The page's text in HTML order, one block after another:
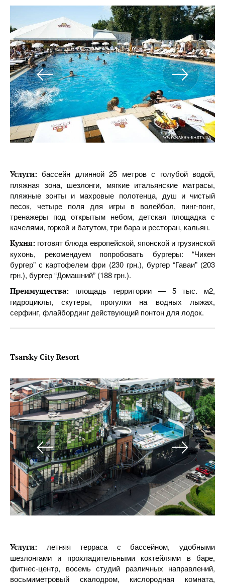
Услуги: бассейн длинной 25 метров с голубой водой,
пляжная зона, шезлонги, мягкие итальянские матрасы,
пляжные зонты и махровые полотенца, душ и чистый
песок, четыре поля для игры в волейбол, пинг-понг,
тренажеры под открытым небом, детская площадка с
качелями, горкой и батутом, три бара и ресторан, кальян.
Кухня: готовят блюда европейской, японской и грузинской
кухонь, рекомендуем попробовать бургеры: “Чикен
бургер” с картофелем фри (230 грн.), бургер “Гаваи” (203
грн.), бургер “Домашний” (188 грн.).
Преимущества: площадь территории — 5 тыс. м2,
гидроциклы, скутеры, прогулки на водных лыжах,
серфинг, флайбординг действующий понтон для лодок.
Tsarsky City Resort
Услуги: летняя терраса с бассейном, удобными
шезлонгами и прохладительными коктейлями в баре,
фитнес-центр, восемь студий различных направлений,
восьмиметровый скалодром, кислородная комната,